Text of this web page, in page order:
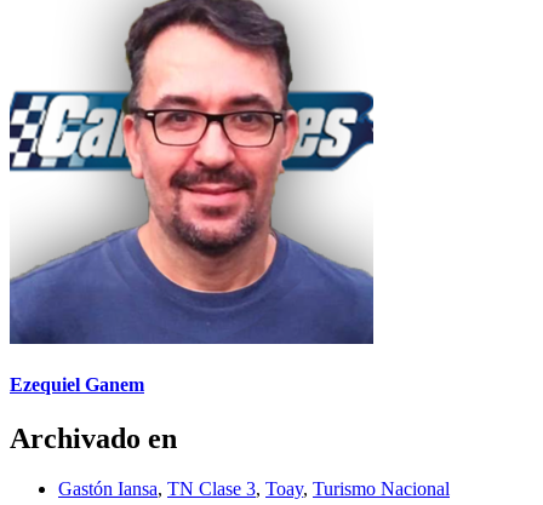
Ezequiel Ganem
Archivado en
Gastón Iansa, TN Clase 3, Toay, Turismo Nacional